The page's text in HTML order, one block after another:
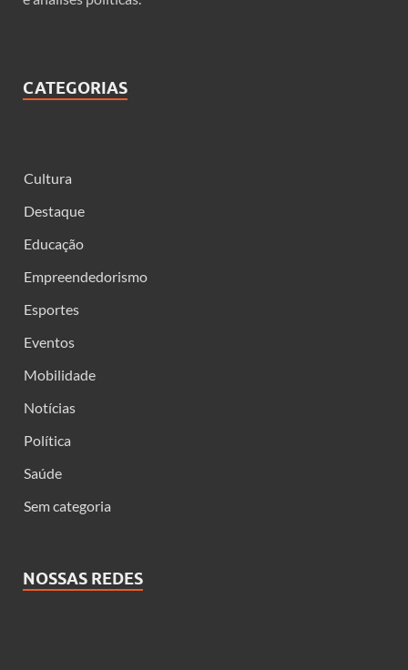
CATEGORIAS
Cultura
Destaque
Educação
Empreendedorismo
Esportes
Eventos
Mobilidade
Notícias
Política
Saúde
Sem categoria
NOSSAS REDES